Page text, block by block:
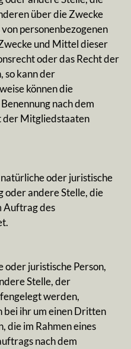
über die Zwecke
personenbezogenen
und Mittel dieser
oder das Recht der
so kann der
können die
nach dem
der Mitgliedstaaten
oder juristische
oder andere Stelle, die
Auftrag des
oder juristische Person,
Stelle, der
werden,
bei ihr um einen Dritten
die im Rahmen eines
nach dem